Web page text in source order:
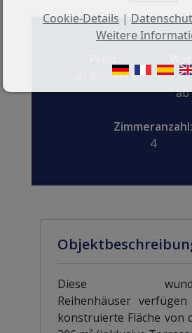
ab 450.000 €
ab
Zimmeranzahl:
4
Diese
Reihenhäuser
konstruierte Fläche von
Cookie-Details |
Weitere